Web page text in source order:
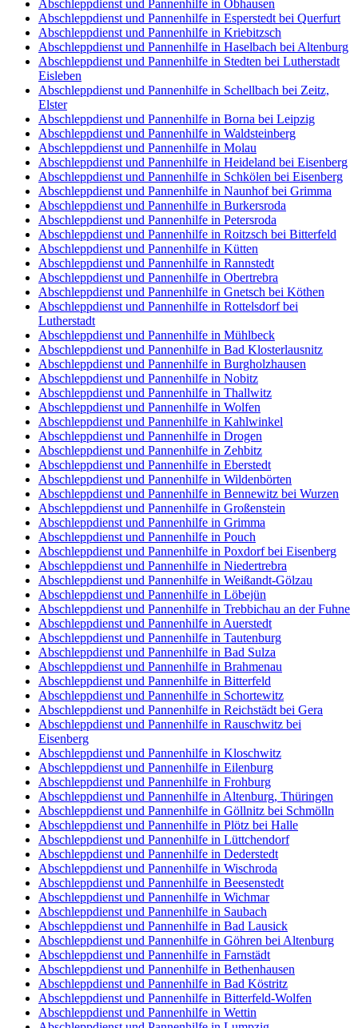
Abschleppdienst und Pannenhilfe in Obhausen
Abschleppdienst und Pannenhilfe in Esperstedt bei Querfurt
Abschleppdienst und Pannenhilfe in Kriebitzsch
Abschleppdienst und Pannenhilfe in Haselbach bei Altenburg
Abschleppdienst und Pannenhilfe in Stedten bei Lutherstadt
Eisleben
Abschleppdienst und Pannenhilfe in Schellbach bei Zeitz,
Elster
Abschleppdienst und Pannenhilfe in Borna bei Leipzig
Abschleppdienst und Pannenhilfe in Waldsteinberg
Abschleppdienst und Pannenhilfe in Molau
Abschleppdienst und Pannenhilfe in Heideland bei Eisenberg
Abschleppdienst und Pannenhilfe in Schkölen bei Eisenberg
Abschleppdienst und Pannenhilfe in Naunhof bei Grimma
Abschleppdienst und Pannenhilfe in Burkersroda
Abschleppdienst und Pannenhilfe in Petersroda
Abschleppdienst und Pannenhilfe in Roitzsch bei Bitterfeld
Abschleppdienst und Pannenhilfe in Kütten
Abschleppdienst und Pannenhilfe in Rannstedt
Abschleppdienst und Pannenhilfe in Obertrebra
Abschleppdienst und Pannenhilfe in Gnetsch bei Köthen
Abschleppdienst und Pannenhilfe in Rottelsdorf bei
Lutherstadt
Abschleppdienst und Pannenhilfe in Mühlbeck
Abschleppdienst und Pannenhilfe in Bad Klosterlausnitz
Abschleppdienst und Pannenhilfe in Burgholzhausen
Abschleppdienst und Pannenhilfe in Nobitz
Abschleppdienst und Pannenhilfe in Thallwitz
Abschleppdienst und Pannenhilfe in Wolfen
Abschleppdienst und Pannenhilfe in Kahlwinkel
Abschleppdienst und Pannenhilfe in Drogen
Abschleppdienst und Pannenhilfe in Zehbitz
Abschleppdienst und Pannenhilfe in Eberstedt
Abschleppdienst und Pannenhilfe in Wildenbörten
Abschleppdienst und Pannenhilfe in Bennewitz bei Wurzen
Abschleppdienst und Pannenhilfe in Großenstein
Abschleppdienst und Pannenhilfe in Grimma
Abschleppdienst und Pannenhilfe in Pouch
Abschleppdienst und Pannenhilfe in Poxdorf bei Eisenberg
Abschleppdienst und Pannenhilfe in Niedertrebra
Abschleppdienst und Pannenhilfe in Weißandt-Gölzau
Abschleppdienst und Pannenhilfe in Löbejün
Abschleppdienst und Pannenhilfe in Trebbichau an der Fuhne
Abschleppdienst und Pannenhilfe in Auerstedt
Abschleppdienst und Pannenhilfe in Tautenburg
Abschleppdienst und Pannenhilfe in Bad Sulza
Abschleppdienst und Pannenhilfe in Brahmenau
Abschleppdienst und Pannenhilfe in Bitterfeld
Abschleppdienst und Pannenhilfe in Schortewitz
Abschleppdienst und Pannenhilfe in Reichstädt bei Gera
Abschleppdienst und Pannenhilfe in Rauschwitz bei
Eisenberg
Abschleppdienst und Pannenhilfe in Kloschwitz
Abschleppdienst und Pannenhilfe in Eilenburg
Abschleppdienst und Pannenhilfe in Frohburg
Abschleppdienst und Pannenhilfe in Altenburg, Thüringen
Abschleppdienst und Pannenhilfe in Göllnitz bei Schmölln
Abschleppdienst und Pannenhilfe in Plötz bei Halle
Abschleppdienst und Pannenhilfe in Lüttchendorf
Abschleppdienst und Pannenhilfe in Dederstedt
Abschleppdienst und Pannenhilfe in Wischroda
Abschleppdienst und Pannenhilfe in Beesenstedt
Abschleppdienst und Pannenhilfe in Wichmar
Abschleppdienst und Pannenhilfe in Saubach
Abschleppdienst und Pannenhilfe in Bad Lausick
Abschleppdienst und Pannenhilfe in Göhren bei Altenburg
Abschleppdienst und Pannenhilfe in Farnstädt
Abschleppdienst und Pannenhilfe in Bethenhausen
Abschleppdienst und Pannenhilfe in Bad Köstritz
Abschleppdienst und Pannenhilfe in Bitterfeld-Wolfen
Abschleppdienst und Pannenhilfe in Wettin